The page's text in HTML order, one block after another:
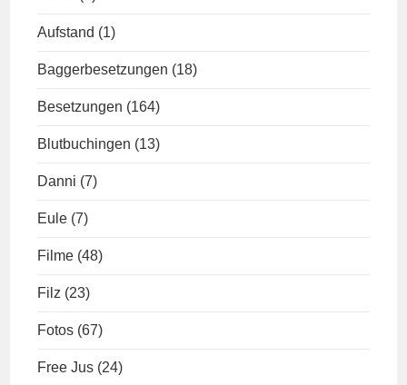
Aufstand (1)
Baggerbesetzungen (18)
Besetzungen (164)
Blutbuchingen (13)
Danni (7)
Eule (7)
Filme (48)
Filz (23)
Fotos (67)
Free Jus (24)